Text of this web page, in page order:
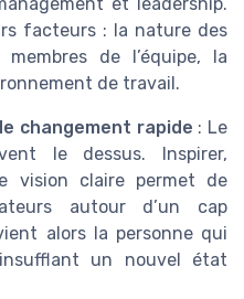
et leadership.
facteurs : la nature des
de l’équipe, la
de travail.
changement rapide : Le
le dessus. Inspirer,
vision claire permet de
autour d’un cap
alors la personne qui
un nouvel état